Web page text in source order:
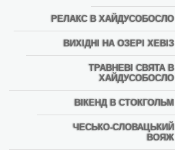
РЕЛАКС В ХАЙДУСОБОСЛО
ВИХІДНІ НА ОЗЕРІ ХЕВІЗ
ТРАВНЕВІ СВЯТА В
ХАЙДУСОБОСЛО
ВІКЕНД В СТОКГОЛЬМ
ЧЕСЬКО-СЛОВАЦЬКИЙ
ВОЯЖ